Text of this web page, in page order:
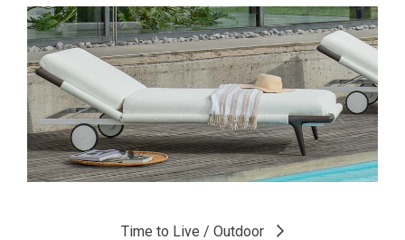
Time to Live / Outdoor